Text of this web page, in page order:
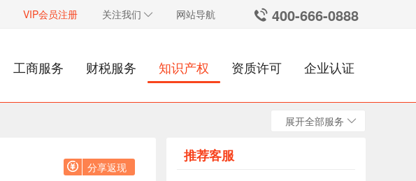
VIP会员注册 关注我们 网站导航 400-666-0888
工商服务 财税服务 知识产权 资质许可 企业认证
展开全部服务
分享返现
推荐客服